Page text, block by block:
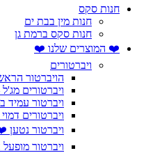
חנות סקס
חנות מין בבת ים
חנות סקס ברמת גן
❤️ המוצרים שלנו ❤️
ויברטורים
הויברטור
ויברטורים
ויברטור עמיד
ויברטורים
ויברטור נטען
ויברטור